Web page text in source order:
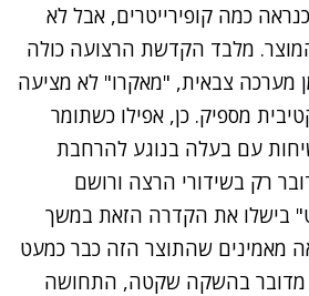
כמה קופירייטרים, אבל לא
מלבד הקדשת הרצועה כולה
מערכה צבאית, "מאקרו" לא מציעה
מספיק. כן, אפילו כשתומר
עם בעלה בנוגע להרחבת
רק בשידורי הרצה ורושם
בישלו את הקדרה הזאת במשך
מאמינים שהתוצר הזה כבר כמעט
מדובר בהשקה שקטה, התחושה